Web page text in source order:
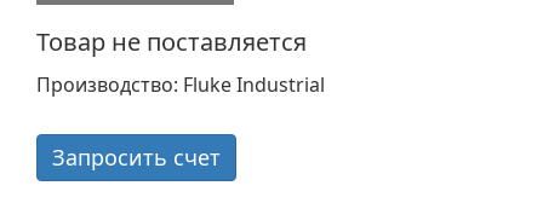
Товар не поставляется
Производство: Fluke Industrial
Запросить счет